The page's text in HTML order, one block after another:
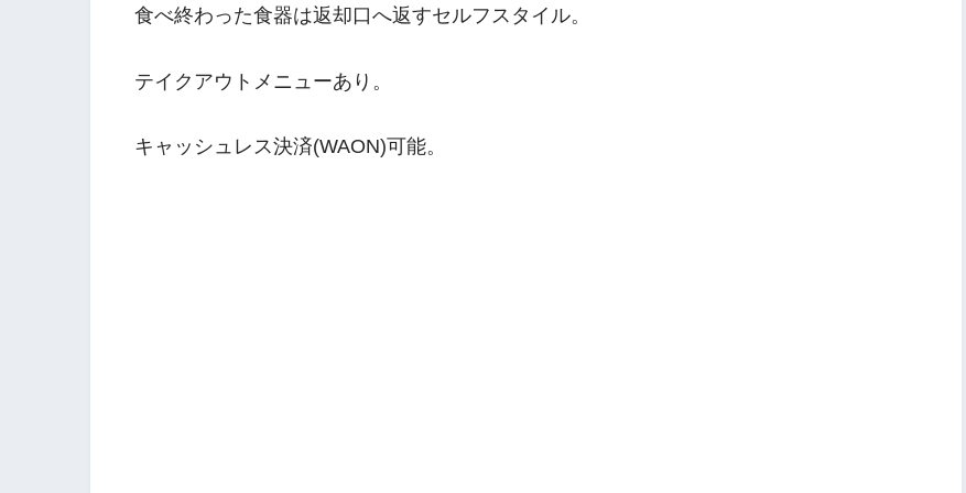
食べ終わった食器は返却口へ返すセルフスタイル。
テイクアウトメニューあり。
キャッシュレス決済(WAON)可能。